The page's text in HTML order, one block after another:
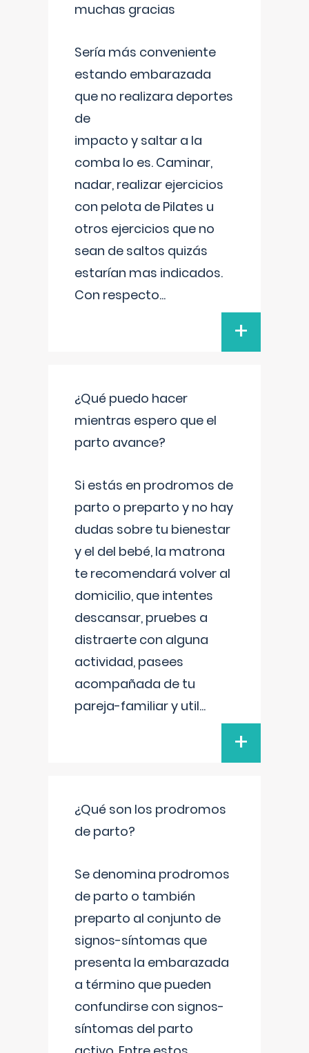
muchas gracias
Sería más conveniente
estando embarazada
que no realizara deportes
de
impacto y saltar a la
comba lo es. Caminar,
nadar, realizar ejercicios
con pelota de Pilates u
otros ejercicios que no
sean de saltos quizás
estarían mas indicados.
Con respecto...
+
¿Qué puedo hacer
mientras espero que el
parto avance?
Si estás en prodromos de
parto o preparto y no hay
dudas sobre tu bienestar
y el del bebé, la matrona
te recomendará volver al
domicilio, que intentes
descansar, pruebes a
distraerte con alguna
actividad, pasees
acompañada de tu
pareja-familiar y util...
+
¿Qué son los prodromos
de parto?
Se denomina prodromos
de parto o también
preparto al conjunto de
signos-síntomas que
presenta la embarazada
a término que pueden
confundirse con signos-
síntomas del parto